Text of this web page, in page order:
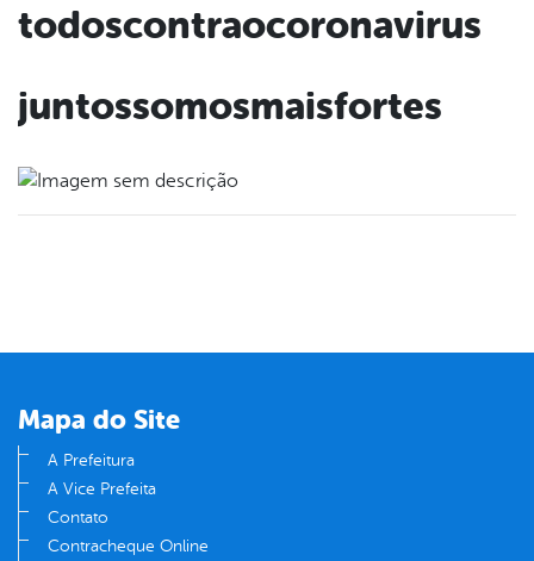
todoscontraocoronavirus
juntossomosmaisfortes
Mapa do Site
A Prefeitura
A Vice Prefeita
Contato
Contracheque Online